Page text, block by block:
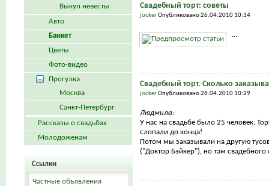
Свадебный торт: советы
jockerОпубликовано 26.04.2010 10:34
...
Свадебный торт. Сколько
jockerОпубликовано 26.04.2010 10:29
Людмила:
У нас на свадьбе было 25 человек.
слопали до конца!
Потом мы заказывали на другую
("Доктор Бэйкер"), но там свадебного
Выкуп невесты
Авто
Банкет
Цветы
Фото-видео
Прогулка
Москва
Санкт-Петербург
Рассказы о свадьбах
Молодоженам
Ссылки
Частные объявления